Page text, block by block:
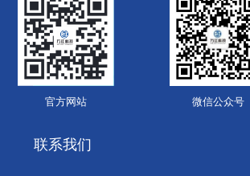
官方网站 微信公众号
联系我们